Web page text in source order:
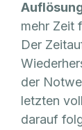
mehr Zeit
Der
der
letzten
darauf